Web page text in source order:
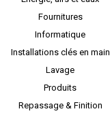
Fournitures
Informatique
Installations clés en main
Lavage
Produits
Repassage & Finition